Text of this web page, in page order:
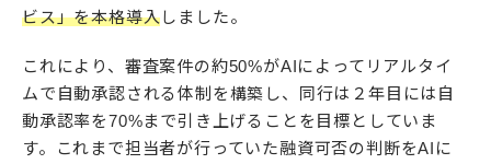
ビス」を本格導入しました。
これにより、審査案件の約50%がAIによってリアルタイ
ムで自動承認される体制を構築し、同行は２年目には自
動承認率を70%まで引き上げることを目標としていま
す。これまで担当者が行っていた融資可否の判断をAIに